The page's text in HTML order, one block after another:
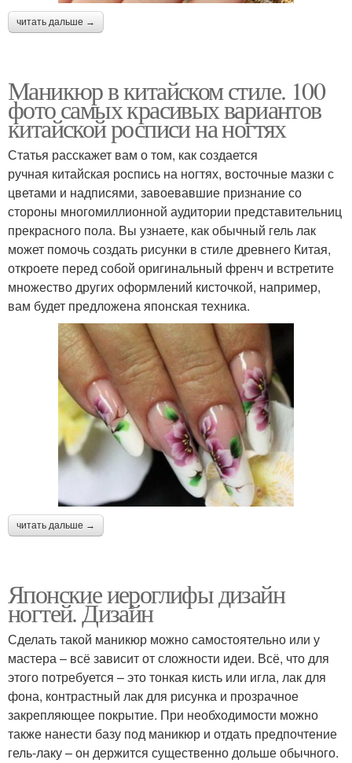
читать дальше →
Маникюр в китайском стиле. 100
фото самых красивых вариантов
китайской росписи на ногтях
Статья расскажет вам о том, как создается
ручная китайская роспись на ногтях, восточные мазки с
цветами и надписями, завоевавшие признание со
стороны многомиллионной аудитории представительниц
прекрасного пола. Вы узнаете, как обычный гель лак
может помочь создать рисунки в стиле древнего Китая,
откроете перед собой оригинальный френч и встретите
множество других оформлений кисточкой, например,
вам будет предложена японская техника.
читать дальше →
Японские иероглифы дизайн
ногтей. Дизайн
Сделать такой маникюр можно самостоятельно или у
мастера – всё зависит от сложности идеи. Всё, что для
этого потребуется – это тонкая кисть или игла, лак для
фона, контрастный лак для рисунка и прозрачное
закрепляющее покрытие. При необходимости можно
также нанести базу под маникюр и отдать предпочтение
гель-лаку – он держится существенно дольше обычного.